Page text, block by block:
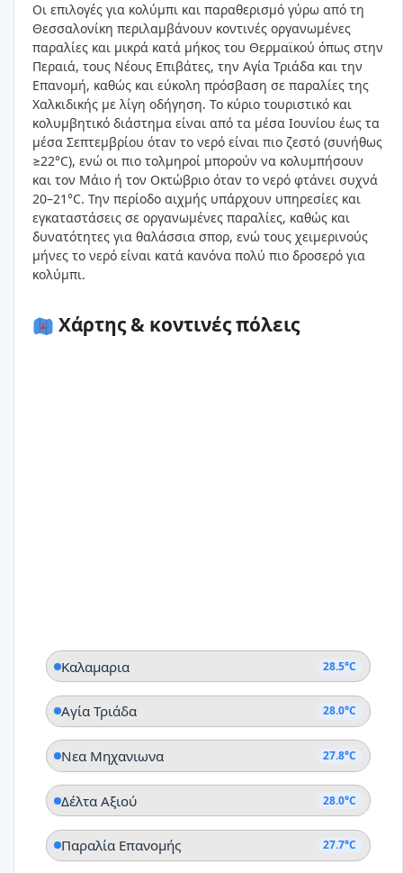
Οι επιλογές για κολύμπι και παραθερισμό γύρω από τη
Θεσσαλονίκη περιλαμβάνουν κοντινές οργανωμένες
παραλίες και μικρά κατά μήκος του Θερμαϊκού όπως στην
Περαιά, τους Νέους Επιβάτες, την Αγία Τριάδα και την
Επανομή, καθώς και εύκολη πρόσβαση σε παραλίες της
Χαλκιδικής με λίγη οδήγηση. Το κύριο τουριστικό και
κολυμβητικό διάστημα είναι από τα μέσα Ιουνίου έως τα
μέσα Σεπτεμβρίου όταν το νερό είναι πιο ζεστό (συνήθως
≥22°C), ενώ οι πιο τολμηροί μπορούν να κολυμπήσουν
και τον Μάιο ή τον Οκτώβριο όταν το νερό φτάνει συχνά
20–21°C. Την περίοδο αιχμής υπάρχουν υπηρεσίες και
εγκαταστάσεις σε οργανωμένες παραλίες, καθώς και
δυνατότητες για θαλάσσια σπορ, ενώ τους χειμερινούς
μήνες το νερό είναι κατά κανόνα πολύ πιο δροσερό για
κολύμπι.
Χάρτης & κοντινές πόλεις
Καλαμαρια 28.5°C
Αγία Τριάδα 28.0°C
Νεα Μηχανιωνα 27.8°C
Δέλτα Αξιού 28.0°C
Παραλία Επανομής 27.7°C